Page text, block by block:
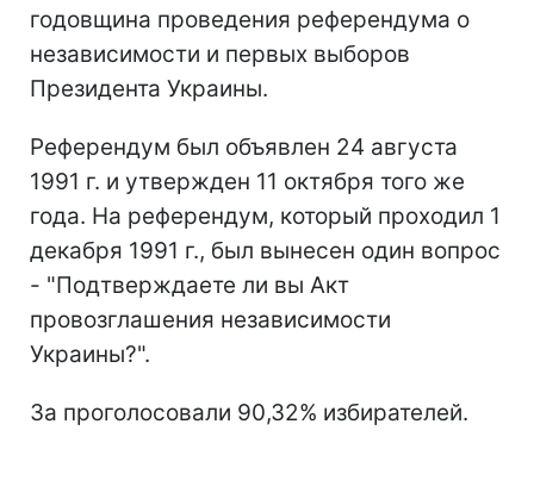
годовщина проведения референдума о
независимости и первых выборов
Президента Украины.
Референдум был объявлен 24 августа
1991 г. и утвержден 11 октября того же
года. На референдум, который проходил 1
декабря 1991 г., был вынесен один вопрос
- "Подтверждаете ли вы Акт
провозглашения независимости
Украины?".
За проголосовали 90,32% избирателей.